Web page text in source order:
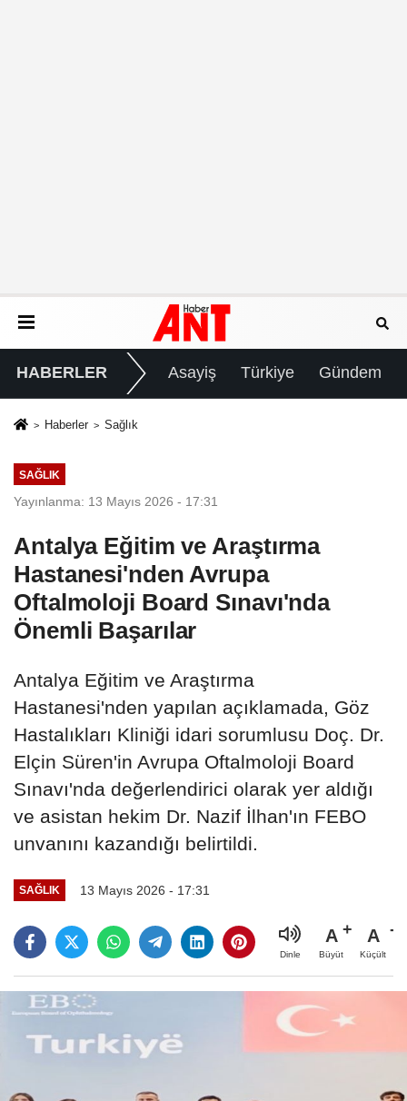
HABERLER Asayiş Türkiye Gündem
Haberler Sağlık
SAĞLIK
Yayınlanma: 13 Mayıs 2026 - 17:31
Antalya Eğitim ve Araştırma
Hastanesi'nden Avrupa
Oftalmoloji Board Sınavı'nda
Önemli Başarılar
Antalya Eğitim ve Araştırma
Hastanesi'nden yapılan açıklamada, Göz
Hastalıkları Kliniği idari sorumlusu Doç. Dr.
Elçin Süren'in Avrupa Oftalmoloji Board
Sınavı'nda değerlendirici olarak yer aldığı
ve asistan hekim Dr. Nazif İlhan'ın FEBO
unvanını kazandığı belirtildi.
SAĞLIK 13 Mayıs 2026 - 17:31
Dinle
A
Büyüt
A
Küçült